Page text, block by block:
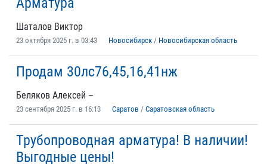
Шаталов Виктор
23 октября 2025 г. в 03:43 Новосибирск / Новосибирская область
Продам 30лс76,45,16,41нж
Беляков Алексей –
23 сентября 2025 г. в 16:13 Саратов / Саратовская область
Трубопроводная арматура! В наличии!
Выгодные цены!